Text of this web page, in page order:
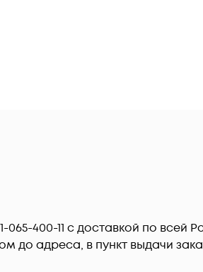
065-400-11 c доставкой по
до адреса, в пункт выдачи